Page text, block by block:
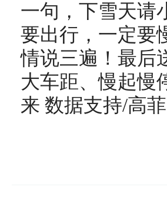
一句，下雪天请
要出行，一定要
情说三遍！最后
大车距、慢起慢
来 数据支持/高菲